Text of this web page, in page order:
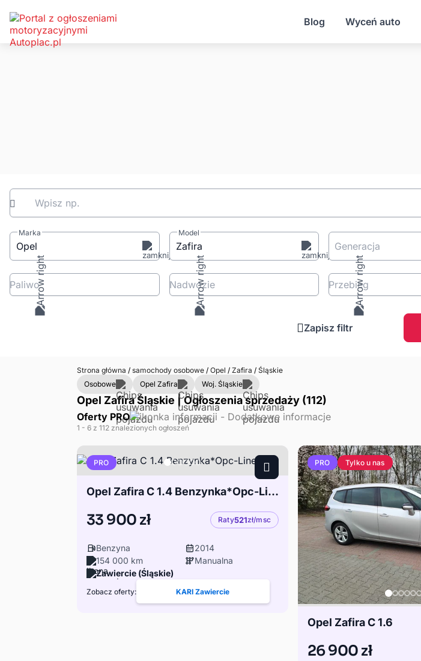
Blog Wyceń auto
Wpisz np.
Marka
Opel
Model
Zafira Generacja
Paliwo Nadwozie Przebieg
Zapisz filtr
Strona główna /samochody osobowe /Opel /Zafira /Śląskie
Osobowe
Opel Zafira Woj. Śląskie
Opel Zafira Śląskie | Ogłoszenia sprzedaży (112)
Oferty PRO
1 - 6 z 112 znalezionych ogłoszeń
PRO
Opel Zafira C 1.4 Benzynka*Opc-Line
33 900 zł Raty521zł/msc
Benzyna
2014
154 000 km
Manualna
Zawiercie (Śląskie)
Zobacz oferty: KARI Zawiercie
PRO Tylko u nas
Opel Zafira C 1.6
26 900 zł